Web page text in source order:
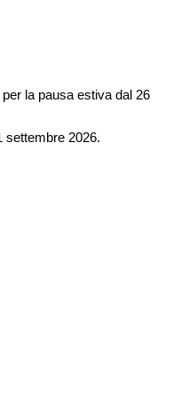
la pausa estiva dal 26
settembre 2026.